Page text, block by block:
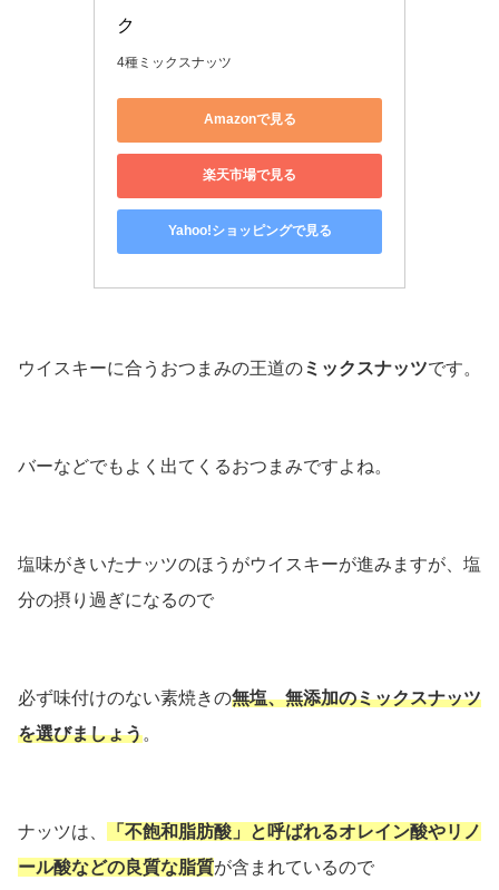
ク
4種ミックスナッツ
Amazonで見る
楽天市場で見る
Yahoo!ショッピングで見る
ウイスキーに合うおつまみの王道のミックスナッツです。
バーなどでもよく出てくるおつまみですよね。
塩味がきいたナッツのほうがウイスキーが進みますが、塩
分の摂り過ぎになるので
必ず味付けのない素焼きの無塩、無添加のミックスナッツ
を選びましょう。
ナッツは、
「不飽和脂肪酸」と呼ばれるオレイン酸やリノ
ール酸などの良質な脂質が含まれているので